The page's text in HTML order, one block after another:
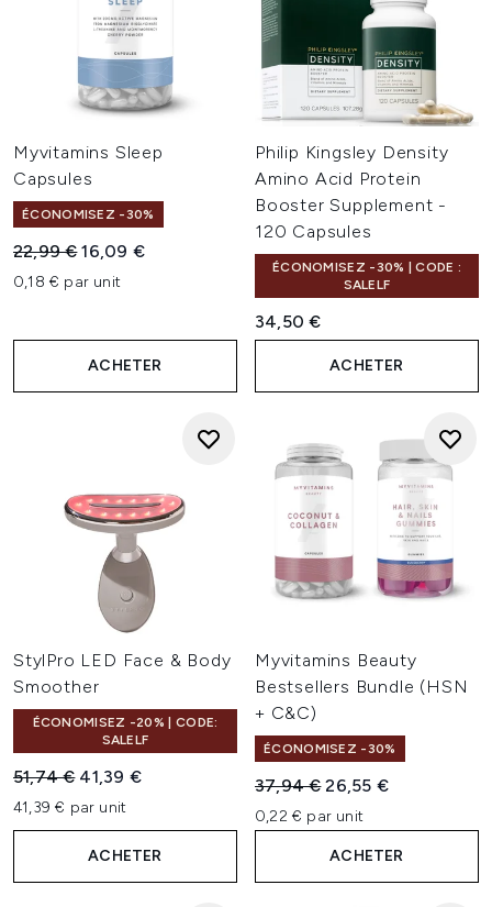
Myvitamins Sleep
Capsules
ÉCONOMISEZ -30%
Prix de vente :
22,99 €Prix ​​actuel :
16,09 €
0,18 € par unit
ACHETER
Philip Kingsley Density
Amino Acid Protein
Booster Supplement -
120 Capsules
ÉCONOMISEZ -30% | CODE :
SALELF
34,50 €
ACHETER
StylPro LED Face & Body
Smoother
ÉCONOMISEZ -20% | CODE:
SALELF
Prix de vente :
51,74 € Prix ​​actuel :
41,39 €
41,39 € par unit
ACHETER
Myvitamins Beauty
Bestsellers Bundle (HSN
+ C&C)
ÉCONOMISEZ -30%
Prix de vente :
37,94 €Prix ​​actuel :
26,55 €
0,22 € par unit
ACHETER